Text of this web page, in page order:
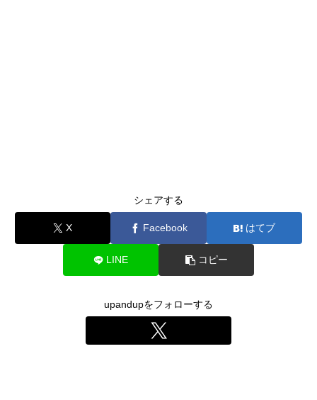
シェアする
X Facebook はてブ
LINE コピー
upandupをフォローする